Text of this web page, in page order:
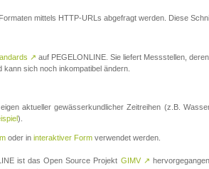
mittels HTTP-URLs abgefragt werden. Diese
↗ auf PEGELONLINE. Sie liefert Messstellen,
sich noch inkompatibel ändern.
aktueller gewässerkundlicher Zeitreihen (z.B.
).
oder in interaktiver Form verwendet werden.
ist das Open Source Projekt GIMV ↗